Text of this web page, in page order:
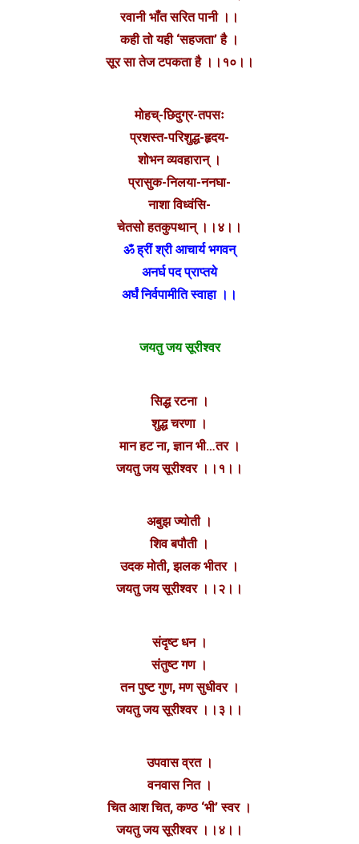
रवानी भाँत सरित पानी ।।
कही तो यही ‘सहजता’ है ।
सूर सा तेज टपकता है ।।१०।।
मोहच्-छिदुग्र-तपसः
प्रशस्त-परिशुद्ध-हृदय-
शोभन व्यवहारान् ।
प्रासुक-निलया-ननघा-
नाशा विध्वंसि-
चेतसो हतकुपथान् ।।४।।
ॐ ह्रीं श्री आचार्य भगवन्
अनर्घ पद प्राप्तये
अर्घं निर्वपामीति स्वाहा ।।
जयतु जय सूरीश्वर
सिद्ध रटना ।
शुद्ध चरणा ।
मान हट ना, ज्ञान भी…तर ।
जयतु जय सूरीश्वर ।।१।।
अबुझ ज्योती ।
शिव बपौती ।
उदक मोती, झलक भीतर ।
जयतु जय सूरीश्वर ।।२।।
संदृष्ट धन ।
संतुष्ट गण ।
तन पुष्ट गुण, मण सुधीवर ।
जयतु जय सूरीश्वर ।।३।।
उपवास व्रत ।
वनवास नित ।
चित आश चित, कण्ठ ‘भी’ स्वर ।
जयतु जय सूरीश्वर ।।४।।